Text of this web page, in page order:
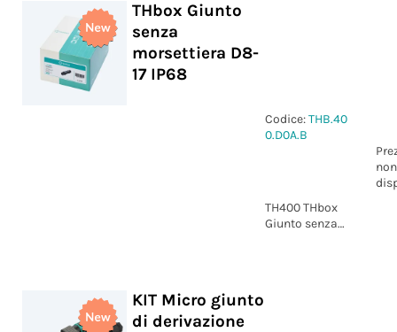
THbox Giunto
senza
morsettiera D8-
17 IP68
Codice:THB.40
0.D0A.B
non
TH400 THbox
Giunto senza
KIT Micro giunto
di derivazione